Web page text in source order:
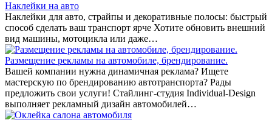
Наклейки на авто
Наклейки для авто, страйпы и декоративные полосы: быстрый
способ сделать ваш транспорт ярче Хотите обновить внешний
вид машины, мотоцикла или даже…
Размещение рекламы на автомобиле, брендирование.
Вашей компании нужна динамичная реклама? Ищете
мастерскую по брендированию автотранспорта? Рады
предложить свои услуги! Стайлинг-студия Individual-Design
выполняет рекламный дизайн автомобилей…